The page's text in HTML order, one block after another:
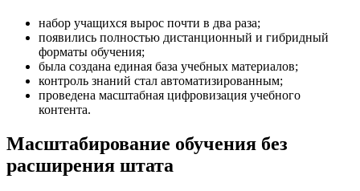
набор учащихся вырос почти в два раза;
появились полностью дистанционный и гибридный
форматы обучения;
была создана единая база учебных материалов;
контроль знаний стал автоматизированным;
проведена масштабная цифровизация учебного
контента.
Масштабирование обучения без
расширения штата